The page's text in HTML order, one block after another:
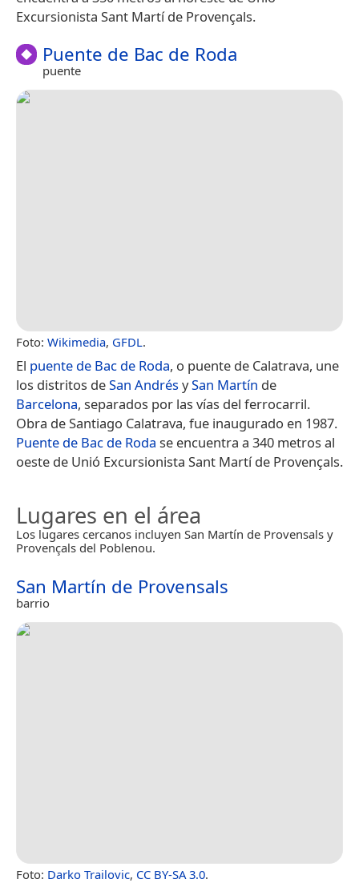
Excursionista Sant Martí de Provençals.
Puente de Bac de Roda
puente
Foto: Wikimedia, GFDL.
El puente de Bac de Roda, o puente de Calatrava,​ une
los distritos deSan AndrésySan Martín de
Barcelona, separados por las vías del ferrocarril.
Obra de Santiago Calatrava, fue inaugurado en 1987.
Puente de Bac de Roda se encuentra a 340 metros al
oeste de Unió Excursionista Sant Martí de Provençals.
Lugares en el área
Los lugares cercanos incluyen San Martín de Provensals y
Provençals del Poblenou.
San Martín de Provensals
barrio
Foto: Darko Trailovic, CC BY-SA 3.0.